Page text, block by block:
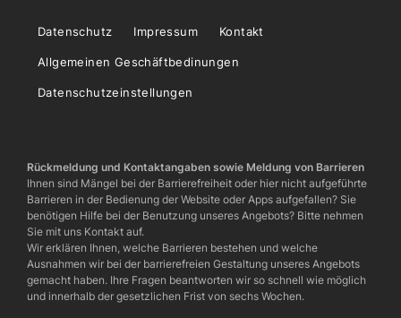
Datenschutz Impressum Kontakt
Allgemeinen Geschäftbedinungen
Datenschutzeinstellungen
Rückmeldung und Kontaktangaben sowie Meldung von Barrieren
Ihnen sind Mängel bei der Barrierefreiheit oder hier nicht aufgeführte
Barrieren in der Bedienung der Website oder Apps aufgefallen? Sie
benötigen Hilfe bei der Benutzung unseres Angebots? Bitte nehmen
Sie mit uns Kontakt auf.
Wir erklären Ihnen, welche Barrieren bestehen und welche
Ausnahmen wir bei der barrierefreien Gestaltung unseres Angebots
gemacht haben. Ihre Fragen beantworten wir so schnell wie möglich
und innerhalb der gesetzlichen Frist von sechs Wochen.